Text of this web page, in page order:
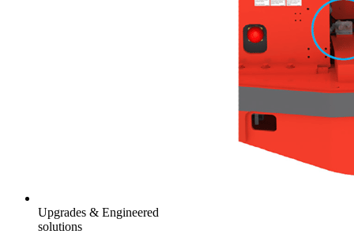
Upgrades & Engineered
solutions